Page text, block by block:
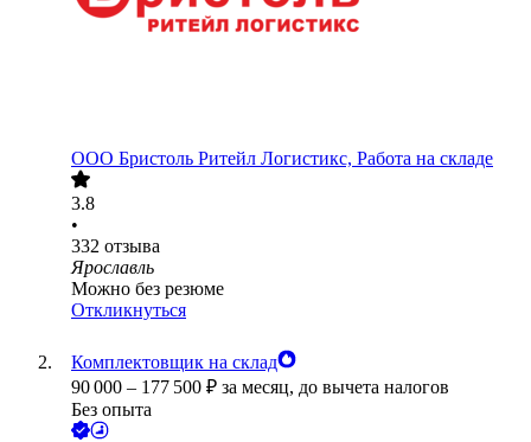
ООО Бристоль Ритейл Логистикс, Работа на складе
3.8
•
332 отзыва
Ярославль
Можно без резюме
Откликнуться
Комплектовщик на склад
90 000 – 177 500 ₽ за месяц, до вычета налогов
Без опыта